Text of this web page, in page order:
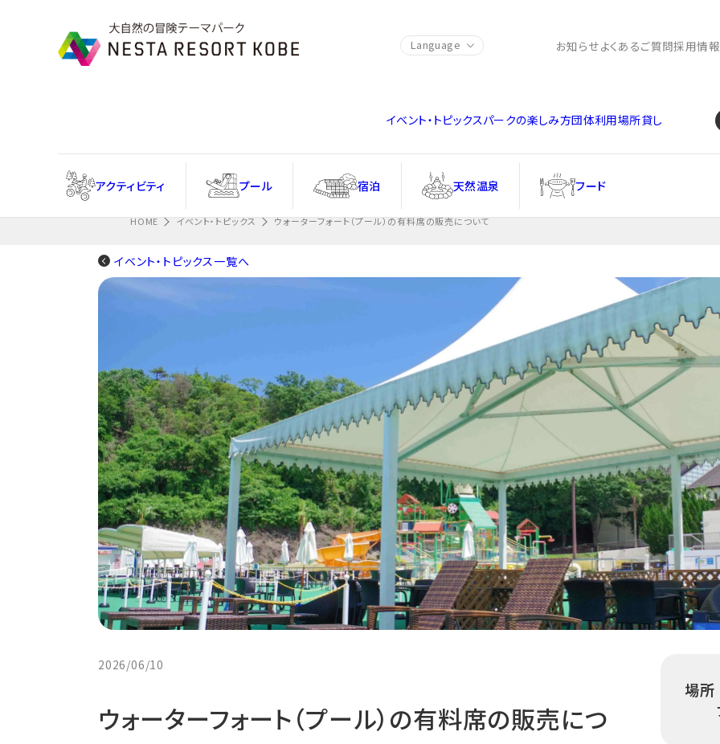
Language
アクティ ビティ プール 宿泊 天然温泉 フード
イベント・トピックスパークの楽しみ方団体利用場所貸し
採用情報
お知らせよくあるご質問
忘れ物フォームはこちら
HOME イベント・トピックス ウォーターフォート（プール）の有料席の販売について
イベント・トピックス一覧へ
2026/06/10
ウォーターフォート（プール）の有料席の販売につ
場所